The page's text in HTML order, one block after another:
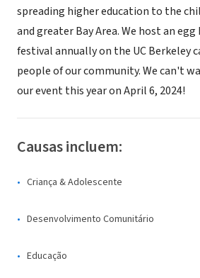
spreading higher education to the
and greater Bay Area. We host an
festival annually on the UC Berkeley
people of our community. We can't
our event this year on April 6, 2024!
Causas incluem:
Criança & Adolescente
Desenvolvimento Comunitário
Educação